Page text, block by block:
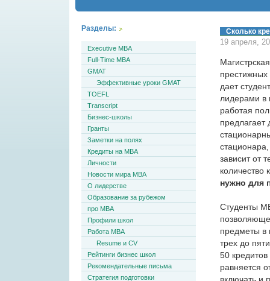
Сколько
19 апреля,
дает
лидерами в
работая
предлагает
зависит от
количество
нужно для
Студенты
предметы в
трех до
50
равняется
Разделы:
Executive MBA
Full-Time MBA
GMAT
Эффективные уроки GMAT
TOEFL
Transcript
Бизнес-школы
Гранты
Заметки на полях
Кредиты на MBA
Личности
Новости мира MBA
О лидерстве
Образование за рубежом
про MBA
Профили школ
Работа MBA
Resume и CV
Рейтинги бизнес школ
Рекомендательные письма
Стратегия подготовки